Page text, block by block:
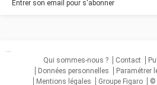
...
Qui sommes-nous ?
Contact
Données personnelles
Paramétrer
Mentions légales
Groupe Figaro ©